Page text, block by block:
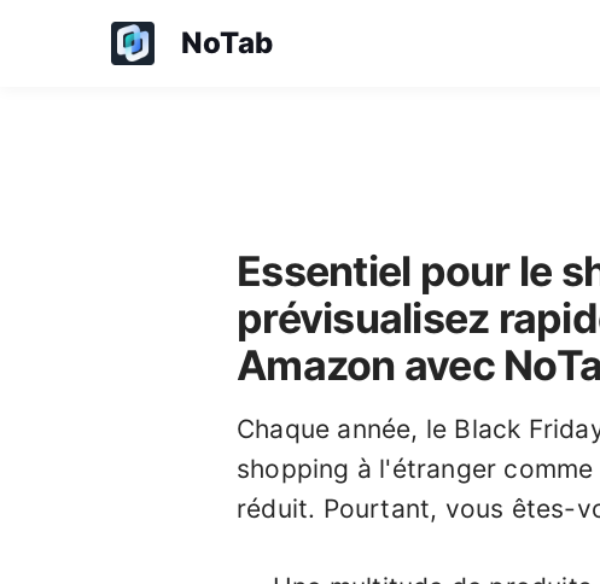
NoTab
Essentiel pour le
prévisualisez
Amazon avec
Chaque année, le Black
shopping à l'étranger
réduit. Pourtant, vous êtes-